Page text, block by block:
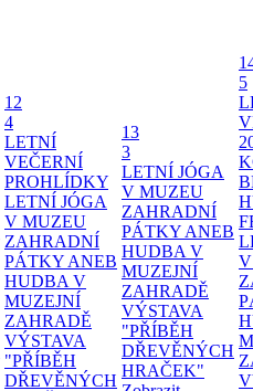
12
4
LETNÍ
VEČERNÍ
PROHLÍDKY
LETNÍ JÓGA
V MUZEU
ZAHRADNÍ
PÁTKY ANEB
HUDBA V
MUZEJNÍ
ZAHRADĚ
VÝSTAVA
"PŘÍBĚH
DŘEVĚNÝCH
13
3
LETNÍ JÓGA
V MUZEU
ZAHRADNÍ
PÁTKY ANEB
HUDBA V
MUZEJNÍ
ZAHRADĚ
VÝSTAVA
"PŘÍBĚH
DŘEVĚNÝCH
HRAČEK"
5